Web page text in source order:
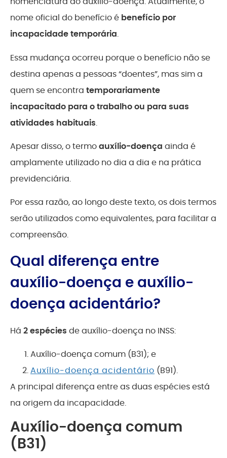
nome oficial do benefício é benefício por
incapacidade temporária.
Essa mudança ocorreu porque o benefício não se
destina apenas a pessoas “doentes”, mas sim a
quem se encontra temporariamente
incapacitado para o trabalho ou para suas
atividades habituais.
Apesar disso, o termoauxílio-doença ainda é
amplamente utilizado no dia a dia e na prática
previdenciária.
Por essa razão, ao longo deste texto, os dois termos
serão utilizados como equivalentes, para facilitar a
compreensão.
Qual diferença entre
auxílio-doença e auxílio-
doença acidentário?
Há 2 espécies de auxílio-doença no INSS:
Auxílio-doença comum (B31); e
Auxílio-doença acidentário (B91).
A principal diferença entre as duas espécies está
na origem da incapacidade.
Auxílio-doença comum
(B31)